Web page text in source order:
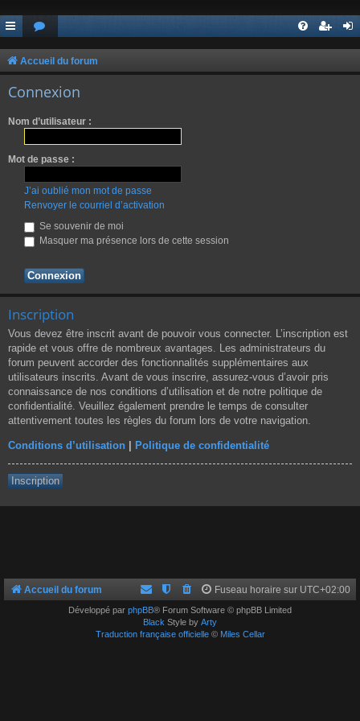
Accueil du forum
Connexion
Nom d’utilisateur :
Mot de passe :
J’ai oublié mon mot de passe
Renvoyer le courriel d’activation
Se souvenir de moi
Masquer ma présence lors de cette session
Inscription
Vous devez être inscrit avant de pouvoir vous connecter. L’inscription est
rapide et vous offre de nombreux avantages. Les administrateurs du
forum peuvent accorder des fonctionnalités supplémentaires aux
utilisateurs inscrits. Avant de vous inscrire, assurez-vous d’avoir pris
connaissance de nos conditions d’utilisation et de notre politique de
confidentialité. Veuillez également prendre le temps de consulter
attentivement toutes les règles du forum lors de votre navigation.
Conditions d’utilisation Politique de confidentialité
Inscription
Accueil du forum Fuseau horaire sur UTC+02:00
Développé par phpBB® Forum Software © phpBB Limited
Black Style by Arty
Traduction française officielle© Miles Cellar